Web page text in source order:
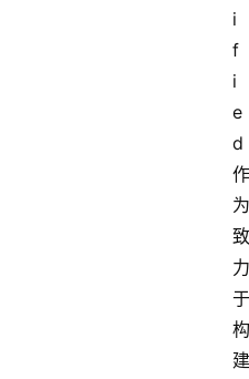
i
f
i
e
d
作
为
致
力
于
构
建